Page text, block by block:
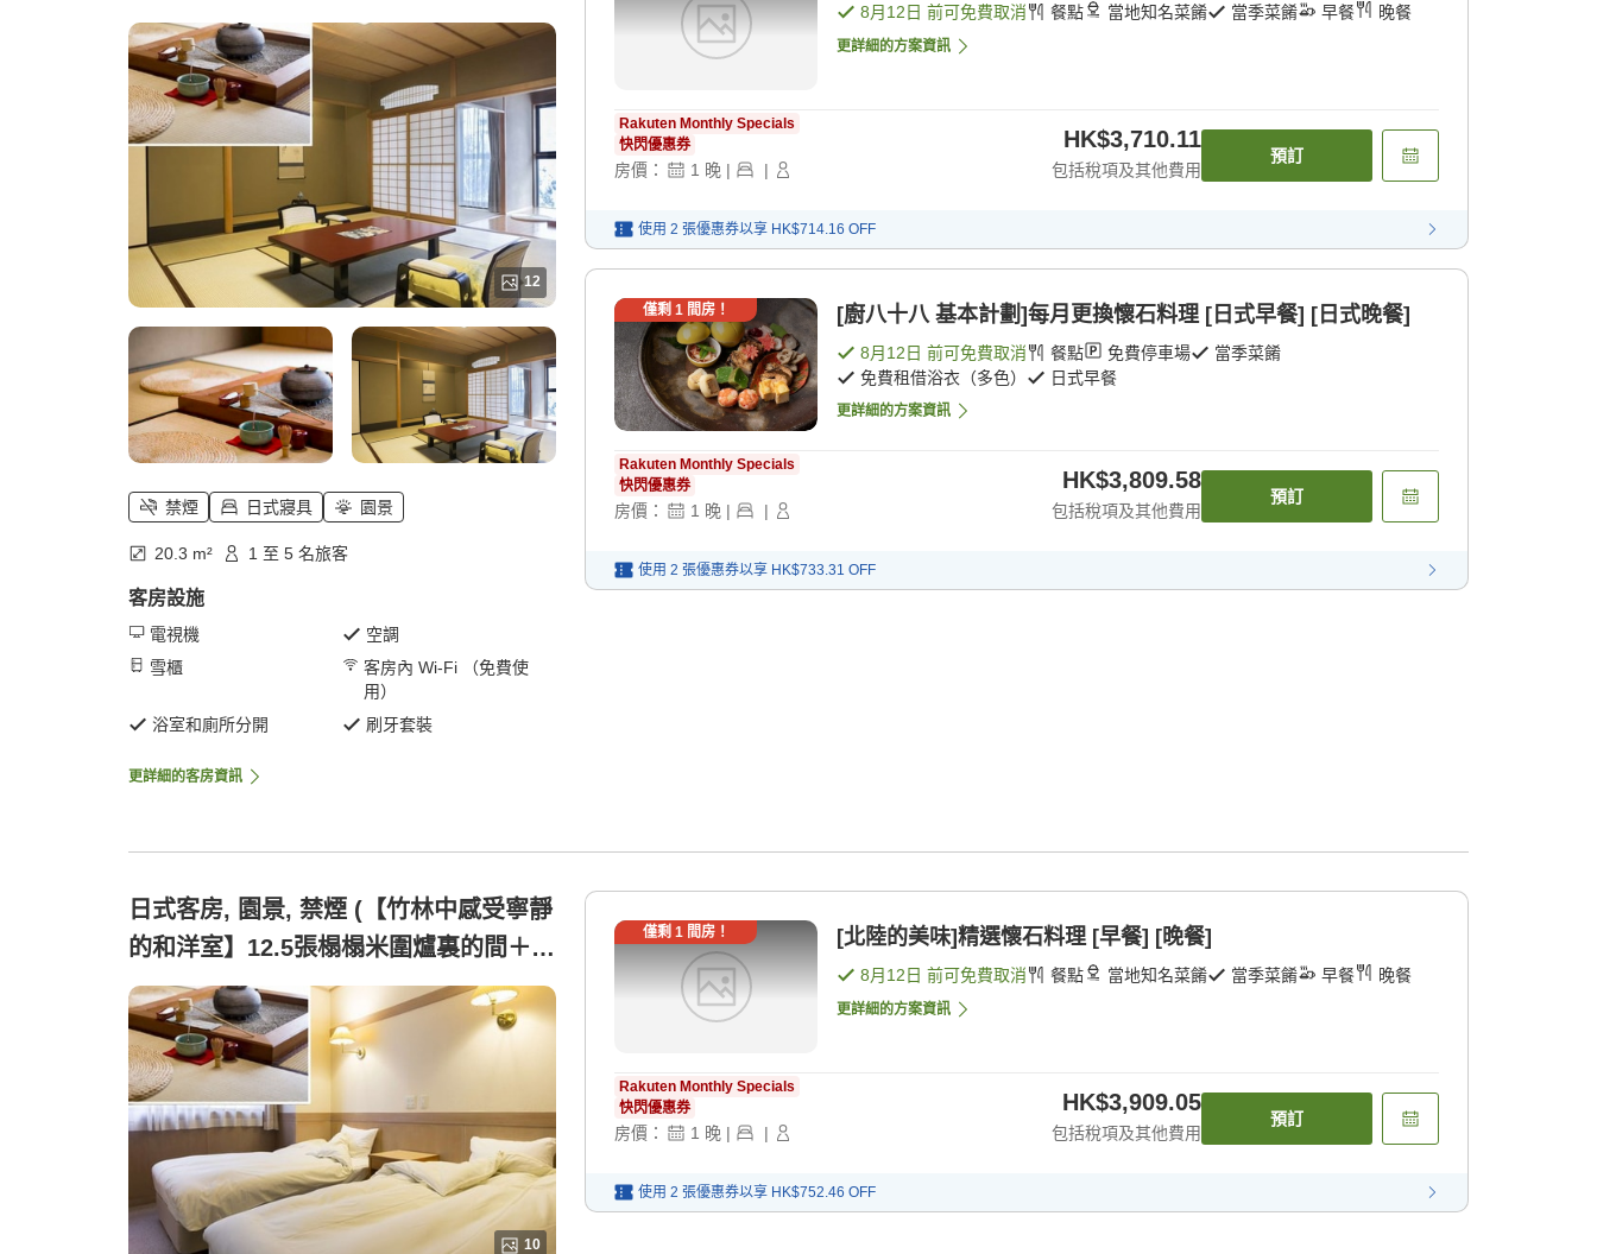
空間)
12
禁煙 日式寢具 園景
20.3 m² 1 至 5 名旅客
客房設施
電視機
空調
雪櫃
客房內 Wi-Fi （免費使
用）
浴室和廁所分開
刷牙套裝
更詳細的客房資訊
8月12日 前可免費取消 餐點 當地知名菜餚 當季菜餚 早餐 晚餐
更詳細的方案資訊
Rakuten Monthly Specials
快閃優惠券
房價： 1 晚 | |
HK$3,710.11
包括稅項及其他費用
預訂
使用 2 張優惠券以享 HK$714.16 OFF
僅剩 1間房！ [廚八十八 基本計劃]每月更換懷石料理 [日式早餐] [日式晚餐]
8月12日 前可免費取消 餐點 免費停車場
當季菜餚
免費租借浴衣（多色）
日式早餐
更詳細的方案資訊
Rakuten Monthly Specials
快閃優惠券
房價： 1 晚 | |
HK$3,809.58
包括稅項及其他費用
預訂
使用 2 張優惠券以享 HK$733.31 OFF
日式客房, 園景, 禁煙 (【竹林中感受寧靜
的和洋室】12.5張榻榻米圍爐裏的間＋雙
床睡房)
10
僅剩 1間房！ [北陸的美味]精選懷石料理 [早餐] [晚餐]
8月12日 前可免費取消 餐點 當地知名菜餚 當季菜餚 早餐 晚餐
更詳細的方案資訊
Rakuten Monthly Specials
快閃優惠券
房價： 1 晚 | |
HK$3,909.05
包括稅項及其他費用
預訂
使用 2 張優惠券以享 HK$752.46 OFF